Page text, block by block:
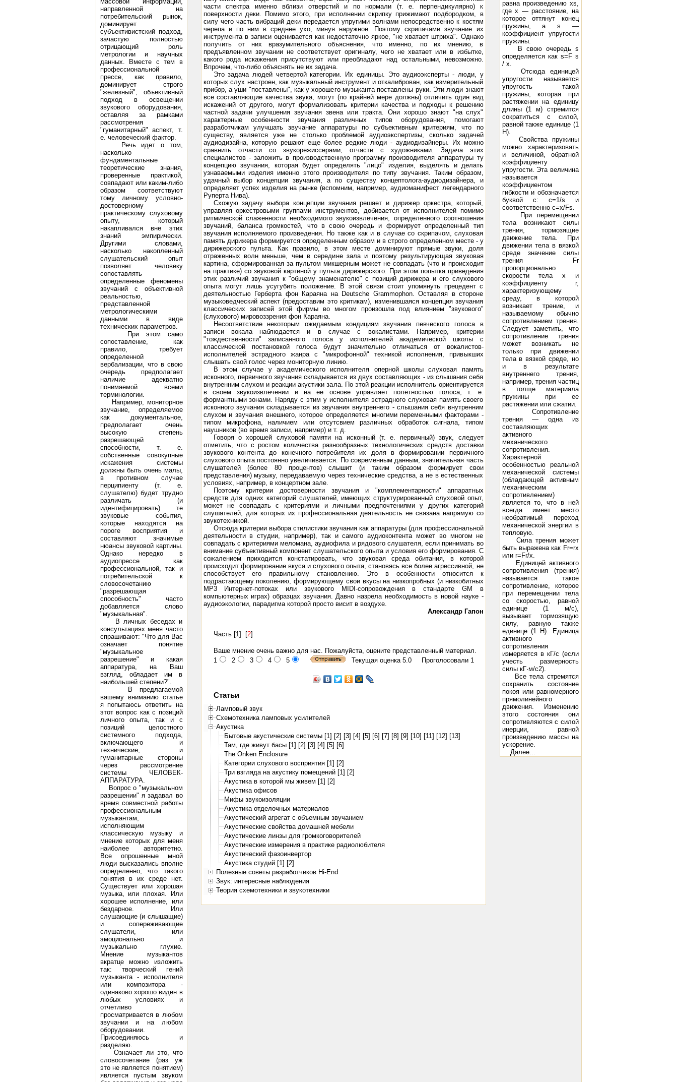
направленной на
потребительский рынок,
доминирует
субъективистский подход,
зачастую полностью
отрицающий роль
метрологии и научных
данных. Вместе с тем в
профессиональной
прессе, как правило,
доминирует строго
"железный", объективный
подход в освещении
звукового оборудования,
оставляя за рамками
рассмотрения
"гуманитарный" аспект, т.
е. человеческий фактор.
Речь идет о том,
насколько
фундаментальные
теоретические знания,
проверенные практикой,
совпадают или каким-либо
образом соответствуют
тому личному условно-
достоверному
практическому слуховому
опыту, который
накапливался вне этих
знаний эмпирически.
Другими словами,
насколько накопленный
слушательский опыт
позволяет человеку
сопоставлять
определенные феномены
звучаний с объективной
реальностью,
представленной
метрологическими
данными в виде
технических параметров.
При этом само
сопоставление, как
правило, требует
определенной
вербализации, что в свою
очередь предполагает
наличие адекватно
понимаемой всеми
терминологии.
Например, мониторное
звучание, определяемое
как документальное,
предполагает очень
высокую степень
разрешающей
способности, т. е.
собственные совокупные
искажения системы
должны быть очень малы,
в противном случае
перципиенту (т. е.
слушателю) будет трудно
различать (и
идентифицировать) те
звуковые события,
которые находятся на
пороге восприятия и
составляют значимые
нюансы звуковой картины.
Однако нередко в
аудиопрессе как
профессиональной, так и
потребительской к
словосочетанию
"разрешающая
способность" часто
добавляется слово
"музыкальная".
В личных беседах и
консультациях меня часто
спрашивают: "Что для Вас
означает понятие
"музыкальное
разрешение" и какая
аппаратура, на Ваш
взгляд, обладает им в
наибольшей степени?".
В предлагаемой
вашему вниманию статье
я попытаюсь ответить на
этот вопрос как с позиций
личного опыта, так и с
позиций целостного
системного подхода,
включающего и
технические, и
гуманитарные стороны
через рассмотрение
системы ЧЕЛОВЕК-
АППАРАТУРА.
Вопрос о "музыкальном
разрешении" я задавал во
время совместной работы
профессиональным
музыкантам,
исполняющим
классическую музыку и
мнение которых для меня
наиболее авторитетно.
Все опрошенные мной
люди высказались вполне
определенно, что такого
понятия в их среде нет.
Существует или хорошая
музыка, или плохая. Или
хорошее исполнение, или
бездарное. Или
слушающие (и слышащие)
и сопереживающие
слушатели, или
эмоционально и
музыкально глухие.
Мнение музыкантов
вкратце можно изложить
так: творческий гений
музыканта - исполнителя
или композитора -
одинаково хорошо виден в
любых условиях и
отчетливо
просматривается в любом
звучании и на любом
оборудовании.
Присоединяюсь и
разделяю.
Означает ли это, что
словосочетание (раз уж
это не является понятием)
является пустым звуком
части спектра именно вблизи отверстий и по нормали (т. е. перпендикулярно) к
поверхности деки. Помимо этого, при исполнении скрипку прижимают подбородком, в
силу чего часть вибраций деки передается упругими волнами непосредственно к костям
черепа и по ним в среднее ухо, минуя наружное. Поэтому скрипачами звучание их
инструмента в записи оценивается как недостаточно яркое, "не хватает штриха". Однако
получить от них вразумительного объяснения, что именно, по их мнению, в
предъявленном звучании не соответствует оригиналу, чего не хватает или в избытке,
какого рода искажения присутствуют или преобладают над остальными, невозможно.
Впрочем, что-либо объяснять не их задача.
Это задача людей четвертой категории. Их единицы. Это аудиоэксперты - люди, у
которых слух настроен, как музыкальный инструмент и откалиброван, как измерительный
прибор, а уши "поставлены", как у хорошего музыканта поставлены руки. Эти люди знают
все составляющие качества звука, могут (по крайней мере должны) отличить один вид
искажений от другого, могут формализовать критерии качества и подходы к решению
частной задачи улучшения звучания звена или тракта. Они хорошо знают "на слух"
характерные особенности звучания различных типов оборудования, помогают
разработчикам улучшать звучание аппаратуры по субъективным критериям, что по
существу, является уже не столько проблемой аудиоэкспертизы, сколько задачей
аудиодизайна, которую решают еще более редкие люди - аудиодизайнеры. Их можно
сравнить отчасти со звукорежиссерами, отчасти с художниками. Задача этих
специалистов - заложить в производственную программу производителя аппаратуры ту
концепцию звучания, которая будет определять "лицо" изделия, выделять и делать
узнаваемыми изделия именно этого производителя по типу звучания. Таким образом,
удачный выбор концепции звучания, а по существу концептолога-аудиодизайнера, и
определяет успех изделия на рынке (вспомним, например, аудиоманифест легендарного
Руперта Нива).
Схожую задачу выбора концепции звучания решает и дирижер оркестра, который,
управляя оркестровыми группами инструментов, добивается от исполнителей помимо
ритмической слаженности необходимого звукоизвлечения, определенного соотношения
звучаний, баланса громкостей, что в свою очередь и формирует определенный тип
звучания исполняемого произведения. Но также как и в случае со скрипачом, слуховая
память дирижера формируется определенным образом и в строго определенном месте - у
дирижерского пульта. Как правило, в этом месте доминируют прямые звуки, доля
отраженных волн меньше, чем в середине зала и поэтому результирующая звуковая
картина, сформированная за пультом микшерным может не совпадать (что и происходит
на практике) со звуковой картиной у пульта дирижерского. При этом попытка приведения
этих различий звучания к "общему знаменателю" с позиций дирижера и его слухового
опыта могут лишь усугубить положение. В этой связи стоит упомянуть прецедент с
деятельностью Герберта фон Караяна на Deutsche Grammophon. Оставляя в стороне
музыковедческий аспект (предоставим это критикам), изменившаяся концепция звучания
классических записей этой фирмы во многом произошла под влиянием "звукового"
(слухового) мировоззрения фон Караяна.
Несоответствие некоторым ожидаемым кондициям звучания певческого голоса в
записи вокала наблюдается и в случае с вокалистами. Например, критерии
"тождественности" записанного голоса у исполнителей академической школы с
классической постановкой голоса будут значительно отличаться от вокалистов-
исполнителей эстрадного жанра с "микрофонной" техникой исполнения, привыкших
слышать свой голос через мониторную линию.
В этом случае у академического исполнителя оперной школы слуховая память
исконного, первичного звучания складывается из двух составляющих - из слышания себя
внутренним слухом и реакции акустики зала. По этой реакции исполнитель ориентируется
в своем звукоизвлечении и на ее основе управляет полетностью голоса, т. е.
формантными зонами. Наряду с этим у исполнителя эстрадного слуховая память своего
исконного звучания складывается из звучания внутреннего - слышания себя внутренним
слухом и звучания внешнего, которое определяется многими переменными факторами -
типом микрофона, наличием или отсутсвием различных обработок сигнала, типом
наушников (во время записи, например) и т. д.
Говоря о хорошей слуховой памяти на исконный (т. е. первичный) звук, следует
отметить, что с ростом количества разнообразных технологических средств доставки
звукового контента до конечного потребителя их доля в формировании первичного
слухового опыта постоянно увеличивается. По современным данным, значительная часть
слушателей (более 80 процентов) слышит (и таким образом формирует свои
представления) музыку, передаваемую через технические средства, а не в естественных
условиях, например, в концертном зале.
Поэтому критерии достоверности звучания и "комплементарности" аппаратных
средств для одних категорий слушателей, имеющих структурированный слуховой опыт,
может не совпадать с критериями и личными предпочтениями у других категорий
слушателей, для которых их профессиональная деятельность не связана напрямую со
звукотехникой.
Отсюда критерии выбора стилистики звучания как аппаратуры (для профессиональной
деятельности в студии, например), так и самого аудиоконтента может во многом не
совпадать с критериями меломана, аудиофила и рядового слушателя, если принимать во
внимание субъективный компонент слушательского опыта и условия его формирования. С
сожалением приходится констатировать, что звуковая среда обитания, в которой
происходит формирование вкуса и слухового опыта, становясь все более агрессивной, не
способствует его правильному становлению. Это в особенности относится к
подрастающему поколению, формирующему свои вкусы на низкопробных (и низкобитных
МР3 Интернет-потоках или звукового MIDI-сопровождения в стандарте GM в
компьютерных играх) образцах звучания. Давно назрела необходимость в новой науке -
аудиоэкологии, парадигма которой просто висит в воздухе.
Александр Гапон
Часть [1] [2]
Ваше мнение очень важно для нас. Пожалуйста, оцените представленный материал.
1
2 3 4 5 Текущая оценка 5.0 Проголосовали 1
Статьи
Ламповый звук
Схемотехника ламповых усилителей
Акустика
Бытовые акустические системы [1] [2] [3] [4] [5] [6] [7] [8] [9] [10] [11] [12] [13]
Там, где живут басы [1] [2] [3] [4] [5] [6]
The Onken Enclosure
Категории слухового восприятия [1] [2]
Три взгляда на акустику помещений [1] [2]
Акустика в которой мы живем [1] [2]
Акустика офисов
Мифы звукоизоляции
Акустика отделочных материалов
Акустический агрегат с объемным звучанием
Акустические свойства домашней мебели
Акустические линзы для громкоговорителей
Акустические измерения в практике радиолюбителя
Акустический фазоинвертор
Акустика студий [1] [2]
Полезные советы разработчиков Hi-End
Звук: интересные наблюдения
Теория схемотехники и звукотехники
равна произведению xs,
где х — расстояние, на
которое оттянут конец
пружины, a s —
коэффициент упругости
пружины.
В свою очередь s
определяется как s=F s
/ x.
Отсюда единицей
упругости называется
упругость такой
пружины, которая при
растяжении на единицу
длины (1 м) стремится
сократиться с силой,
равной также единице (1
Н).
Свойства пружины
можно характеризовать
и величиной, обратной
коэффициенту
упругости. Эта величина
называется
коэффициентом
гибкости и обозначается
буквой с: c=1/s и
соответственно c=x/Fs.
При перемещении
тела возникают силы
трения, тормозящие
движение тела. При
движении тела в вязкой
среде значение силы
трения Fr
пропорционально
скорости тела х и
коэффициенту r,
характеризующему
среду, в которой
возникает трение, и
называемому обычно
сопротивлением трения.
Следует заметить, что
сопротивление трения
может возникать не
только при движении
тела в вязкой среде, но
и в результате
внутреннего трения,
например, трения частиц
в толще материала
пружины при ее
растяжении или сжатии.
Сопротивление
трения — одна из
составляющих
активного
механического
сопротивления.
Характерной
особенностью реальной
механической системы
(обладающей активным
механическим
сопротивлением)
является то, что в ней
всегда имеет место
необратимый переход
механической энергии в
тепловую.
Сила трения может
быть выражена как Fr=rx
или r=Fr/x.
Единицей активного
сопротивления (трения)
называется такое
сопротивление, которое
при перемещении тела
со скоростью, равной
единице (1 м/с),
вызывает тормозящую
силу, равную также
единице (1 Н). Единица
активного
сопротивления
измеряется в кГ/с (если
учесть размерность
силы кГ·м/с2).
Все тела стремятся
сохранить состояние
покоя или равномерного
прямолинейного
движения. Изменению
этого состояния они
сопротивляются с силой
инерции, равной
произведению массы на
ускорение.
Далее...